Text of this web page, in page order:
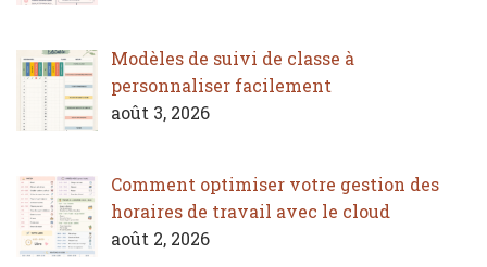
Modèles de suivi de classe à
personnaliser facilement
août 3, 2026
Comment optimiser votre gestion des
horaires de travail avec le cloud
août 2, 2026